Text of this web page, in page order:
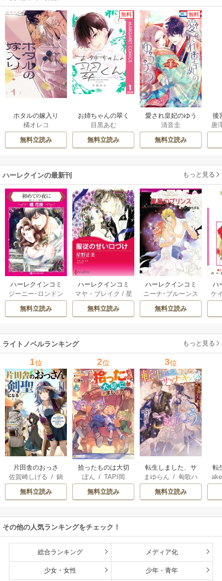
ホタルの嫁入り
橘オレコ
無料立読み
無料
お姉ちゃんの翠く
ん
目黒あむ
無料立読み
無料
愛され皇妃のゆう
うつ
清音圭
無料立読み
後
は
唐
ハーレクインの最新刊 もっと見る
ハーレクインコミ
ックス セット 202
6年 vol.1064 1巻
ジーニー･ロンドン
橘花夜/ メアリ
ー･ライアンズ
ーガン/星合操/ア
ン･ウィール/ 津寺
里可子
無料立読み
ハーレクインコミ
ックス セット 202
6年 vol.1002 1巻
マヤ・ブレイク / 星
野正美/ ヘレン･ブ
ルックス/のわきね
ウェイ/一重夕子
無料立読み
ハーレクインコミ
ックス セット 202
6年 vol.1063 1巻
ニーナ･ブルーンス
おおつきちずる
レベッカ･ヨーク
ーディ/海野みつる
サラ･ウッド/流
水凛子
無料立読み
ハ
ッ
ケ
ザ
ライトノベルランキング もっと見る
1位
片田舎のおっさ
ん、剣聖になる
～ただの田舎の剣
術師範だったの
たちが俺を放って
くれない件～
佐賀崎しげる /鍋
島テツヒロ
無料立読み
2位
拾ったものは大切
にしましょう ～子
狼に気に入られた
男の転移物語～
ぽん / TAPI岡
無料立読み
3位
転生しました、サ
ラナ・キンジェで
す。ごきげんよ
う。
まゆらん /匈歌ハ
トリ
無料立読み
転
帝
その他の人気ランキングをチェック！
総合ランキング メディア化
少女・女性 少年・青年